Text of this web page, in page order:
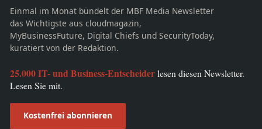
Einmal im Monat bündelt der MBF Media Newsletter
das Wichtigste aus cloudmagazin,
MyBusinessFuture, Digital Chiefs und SecurityToday,
kuratiert von der Redaktion.
25.000 IT- und Business-Entscheiderlesen diesen Newsletter.
Lesen Sie mit.
Kostenfrei abonnieren